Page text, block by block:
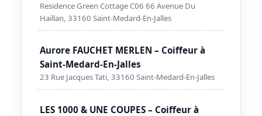
Residence Green Cottage C06 66 Avenue Du
Haillan, 33160 Saint-Medard-En-Jalles
Aurore FAUCHET MERLEN – Coiffeur à
Saint-Medard-En-Jalles
23 Rue Jacques Tati, 33160 Saint-Medard-En-Jalles
LES 1000 & UNE COUPES – Coiffeur à